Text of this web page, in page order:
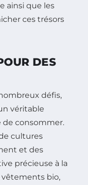
ainsi que les
ces trésors
DES
défis,
véritable
de consommer.
cultures
et des
précieuse à la
vêtements bio,